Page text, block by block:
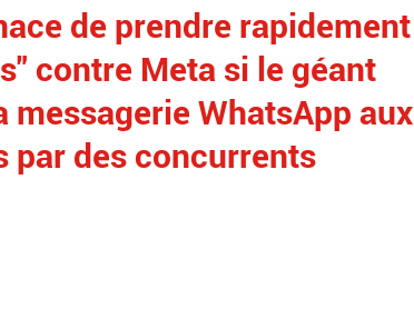
de prendre rapidement
contre Meta si le géant
messagerie WhatsApp aux
par des concurrents